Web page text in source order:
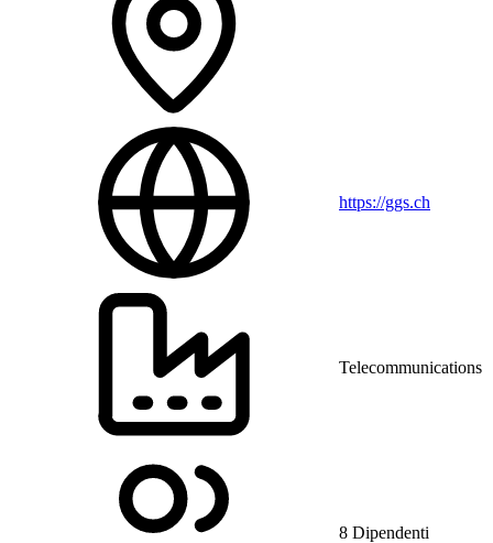
https://ggs.ch
Telecommunications
8 Dipendenti